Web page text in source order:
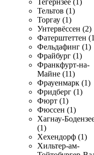
Тегернзее (1)
Тельтов (1)
Торгау (1)
Унтервёссен (2)
Фатерштеттен
Фельдафинг (1)
Фрайбург (1)
Франкфурт-на-
Майне (11)
Фрауенмарк (1)
Фридберг (1)
Фюрт (1)
Фюссен (1)
Хагнау-
(1)
Хехендорф (1)
Хильтер-ам-